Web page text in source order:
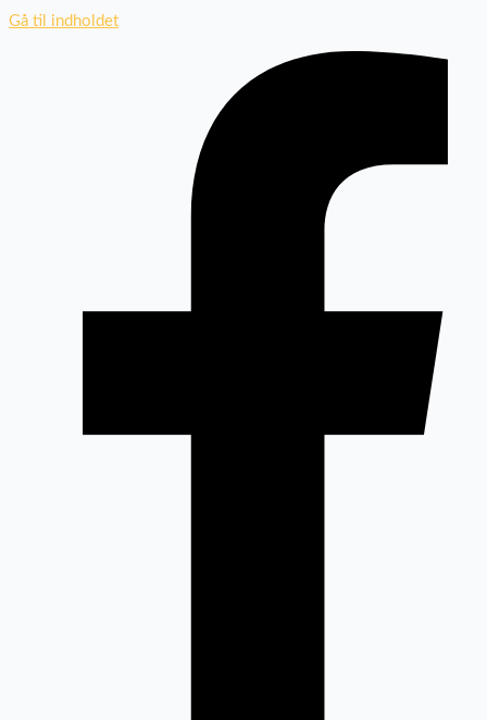
Gå til indholdet